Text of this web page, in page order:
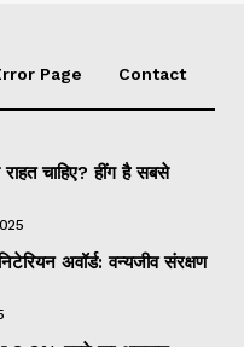
Page Contact
चाहिए? हींग है सबसे
अवॉर्ड: वन्यजीव संरक्षण